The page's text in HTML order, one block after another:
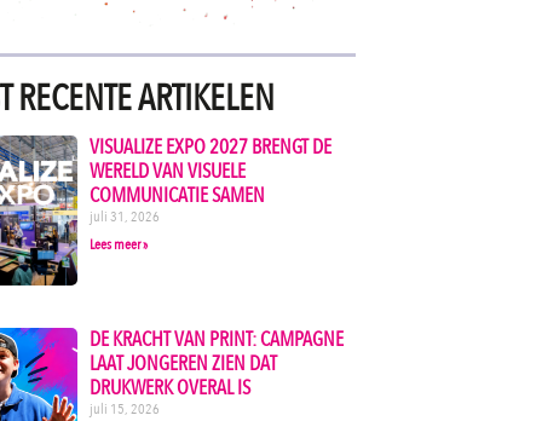
RECENTE ARTIKELEN
VISUALIZE EXPO 2027 BRENGT DE
WERELD VAN VISUELE
COMMUNICATIE SAMEN
juli 31, 2026
Lees meer »
DE KRACHT VAN PRINT: CAMPAGNE
LAAT JONGEREN ZIEN DAT
DRUKWERK OVERAL IS
juli 15, 2026